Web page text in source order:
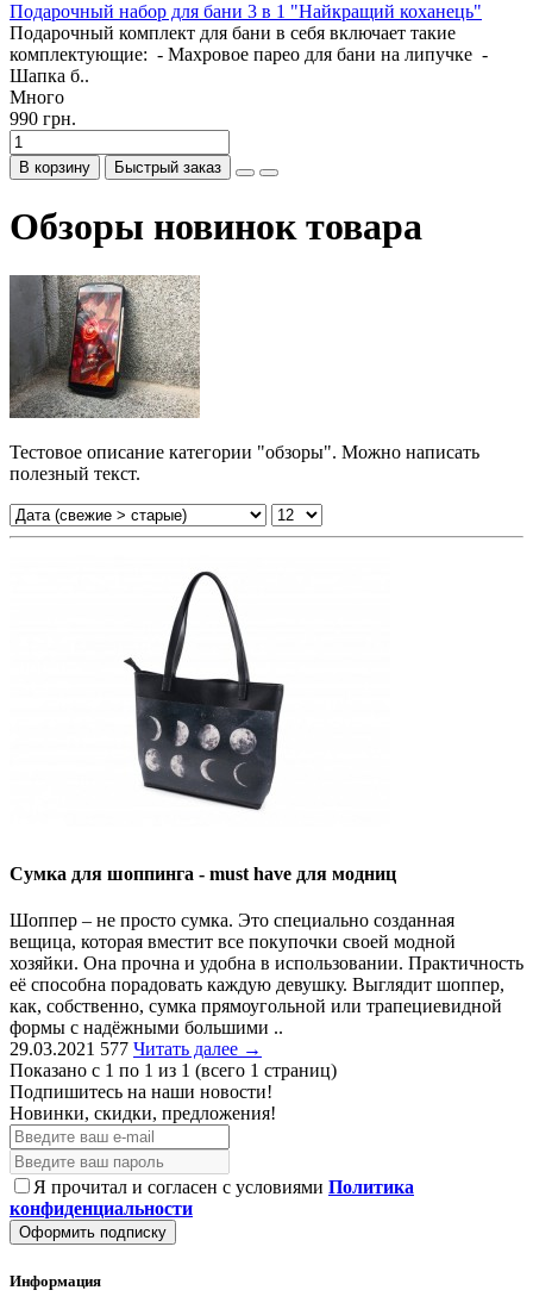
Подарочный набор для бани 3 в 1 "Найкращий коханець"
Подарочный комплект для бани в себя включает такие
комплектующие: - Махровое парео для бани на липучке -
Шапка б..
Много
990 грн.
В корзину Быстрый заказ
Обзоры новинок товара
Тестовое описание категории "обзоры". Можно написать
полезный текст.
Сумка для шоппинга - must have для модниц
Шоппер – не просто сумка. Это специально созданная
вещица, которая вместит все покупочки своей модной
хозяйки. Она прочна и удобна в использовании. Практичность
её способна порадовать каждую девушку. Выглядит шоппер,
как, собственно, сумка прямоугольной или трапециевидной
формы с надёжными большими ..
29.03.2021 577 Читать далее →
Показано с 1 по 1 из 1 (всего 1 страниц)
Подпишитесь на наши новости!
Новинки, скидки, предложения!
Я прочитал и согласен с условиями Политика
конфиденциальности
Оформить подписку
Информация